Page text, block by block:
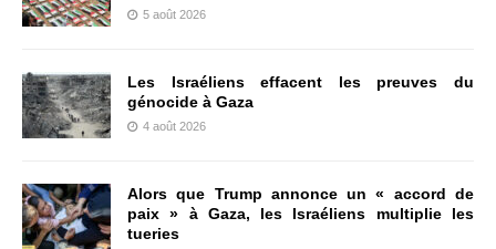
5 août 2026
Les Israéliens effacent les preuves du
génocide à Gaza
4 août 2026
Alors que Trump annonce un « accord de
paix » à Gaza, les Israéliens multiplie les
tueries